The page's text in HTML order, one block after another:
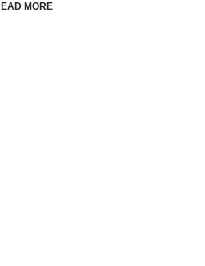
MORE